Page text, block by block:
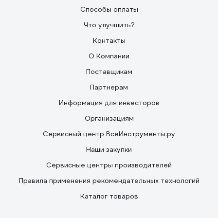
Способы оплаты
Что улучшить?
Контакты
О Компании
Поставщикам
Партнерам
Информация для инвесторов
Организациям
Сервисный центр ВсеИнструменты.ру
Наши закупки
Сервисные центры производителей
Правила применения рекомендательных технологий
Каталог товаров